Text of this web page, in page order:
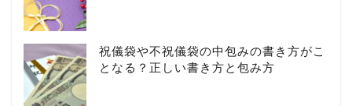
祝儀袋や不祝儀袋の中包みの書き方がこ
となる？正しい書き方と包み方